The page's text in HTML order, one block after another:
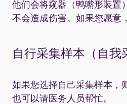
他们会将窥器（鸭嘴形装置
不会造成伤害。如果您愿意
自行采集样本（自我
如果您选择自己采集样本，
也可以请医务人员帮忙。